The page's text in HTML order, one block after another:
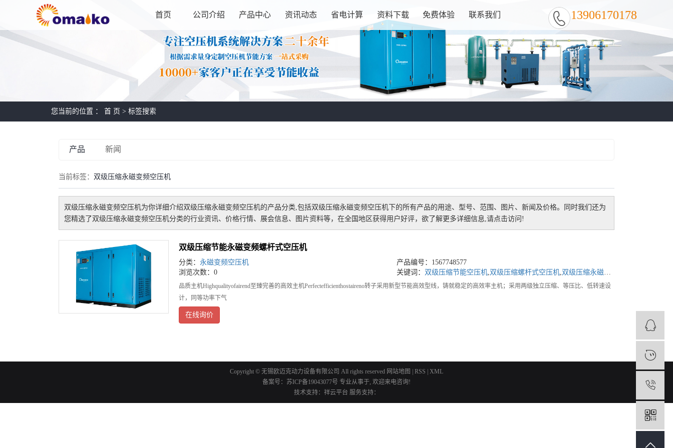
首页 公司介绍 产品中心 资讯动态 省电计算 资料下载 免费体验 联系我们 13906170178
您当前的位置 ： 首 页 > 标签搜索
产品 新闻
当前标签： 双级压缩永磁变频空压机
双级压缩永磁变频空压机为你详细介绍双级压缩永磁变频空压机的产品分类,包括双级压缩永磁变频空压机 下的所有产品的用途、型号、范围、图片、新闻及价格。同时我们还为
您精选了 双级压缩永磁变频空压机分类的行业资讯、价格行情、展会信息、图片资料等，在全国地区获得用户好评，欲了解更多详细信息,请点击访问!
双级压缩节能永磁变频螺杆式空压机
分类： 永磁变频空压机
产品编号：1567748577
浏览次数：0
关键词： 双级压缩节能空压机,双级压缩螺杆式空压机,双级压缩永磁变频空压机
品质主机Highqualityofairend至臻完善的高效主机Perfectefficienthostaireno转子采用新型节能高效型线，铸就稳定的高效率主机；采用两级独立压缩、等压比、低转速设
计，同等功率下气
在线询价
Copyright © 无锡欧迈克动力设备有限公司 All rights reserved 网站地图 RSS
XML
备案号： 苏ICP备19043077号 专业从事于, 欢迎来电咨询!
技术支持： 祥云平台 服务支持：